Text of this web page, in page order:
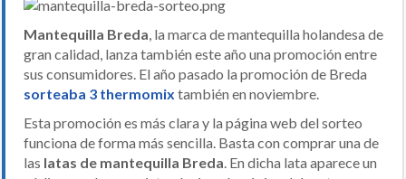
Mantequilla Breda, la marca de mantequilla holandesa de
gran calidad, lanza también este año una promoción entre
sus consumidores. El año pasado la promoción de Breda
sorteaba 3 thermomix también en noviembre.
Esta promoción es más clara y la página web del sorteo
funciona de forma más sencilla. Basta con comprar una de
las latas de mantequilla Breda. En dicha lata aparece un